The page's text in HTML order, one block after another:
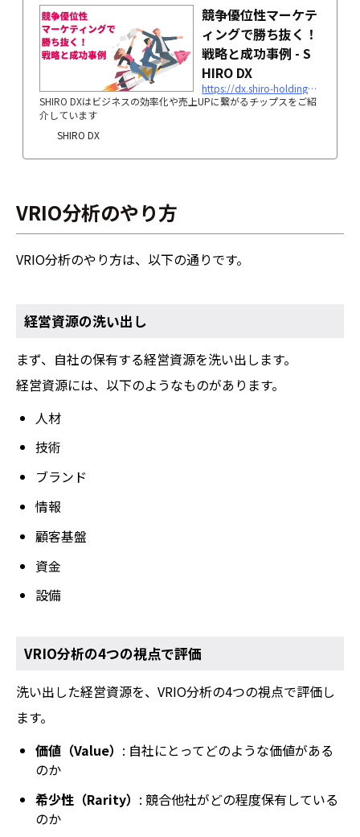
競争優位性マーケテ
ィングで勝ち抜く！
戦略と成功事例 - S
HIRO DX
https://dx.shiro-holdings.co.jp/p2112/
SHIRO DXはビジネスの効率化や売上UPに繋がるチップスをご紹
介しています
SHIRO DX
VRIO分析のやり方
VRIO分析のやり方は、以下の通りです。
経営資源の洗い出し
まず、自社の保有する経営資源を洗い出します。
経営資源には、以下のようなものがあります。
人材
技術
ブランド
情報
顧客基盤
資金
設備
VRIO分析の4つの視点で評価
洗い出した経営資源を、VRIO分析の4つの視点で評価し
ます。
価値（Value） : 自社にとってどのような価値がある
のか
希少性（Rarity） : 競合他社がどの程度保有している
のか